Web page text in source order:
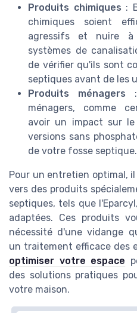
Produits chimiques :
chimiques soient
agressifs et nuire à
systèmes de
de vérifier qu'ils sont
septiques avant de les
Produits ménagers :
ménagers, comme
avoir un impact sur
versions sans
de votre fosse septique.
Pour un entretien optimal,
vers des produits
septiques, tels que
adaptées. Ces produits
nécessité d'une vidange
un traitement efficace des
optimiser votre espace
des solutions pratiques
votre maison.